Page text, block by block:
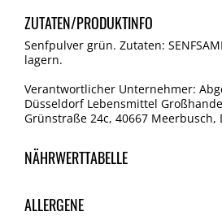
ZUTATEN/PRODUKTINFO
Senfpulver grün. Zutaten:
lagern.
Verantwortlicher Unternehmer:
Düsseldorf Lebensmittel
Grünstraße 24c, 40667 Meerbusch,
NÄHRWERTTABELLE
je 100g
ALLERGENE